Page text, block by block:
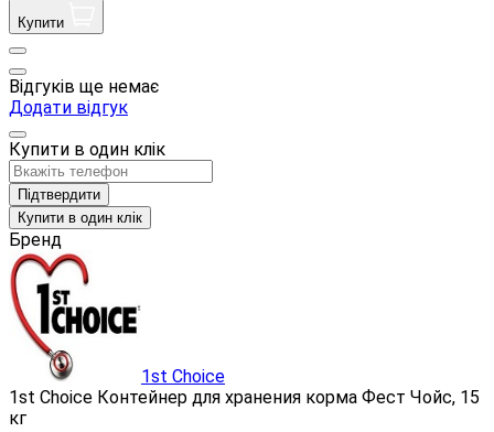
Купити
Відгуків ще немає
Додати відгук
Купити в один клік
Підтвердити
Купити в один клік
Бренд
1st Choice
1st Choice Контейнер для хранения корма Фест Чойс, 15
кг